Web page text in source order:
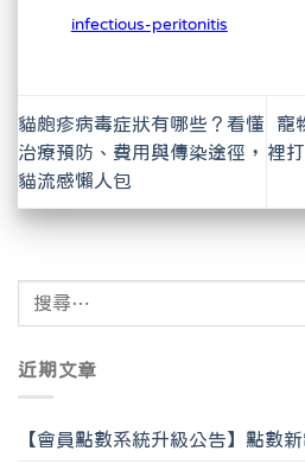
infectious-peritonitis
貓皰疹病毒症狀有哪些？看懂
治療預防、費用與傳染途徑，
貓流感懶人包
寵
裡
近期文章
【會員點數系統升級公告】點數